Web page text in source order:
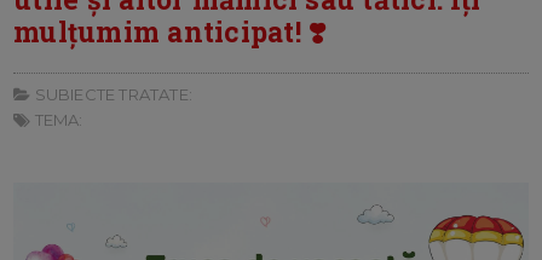
mulțumim anticipat! ❣️
SUBIECTE TRATATE:
TEMA: